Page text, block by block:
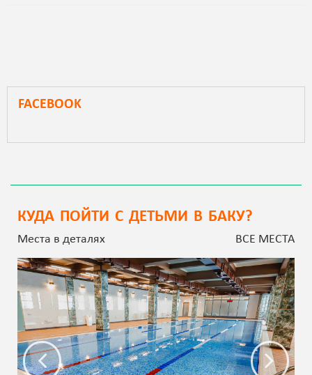
FACEBOOK
КУДА ПОЙТИ С ДЕТЬМИ В БАКУ?
Места в деталях ВСЕ МЕСТА